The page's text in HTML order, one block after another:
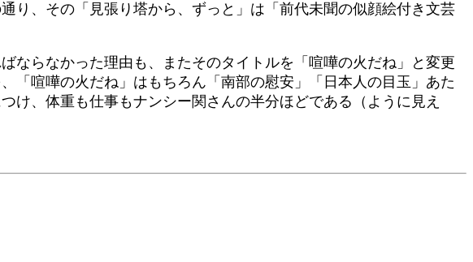
り、その「見張り塔から、ずっと」は「前代未聞の似顔絵付き文芸
ならなかった理由も、またそのタイトルを「喧嘩の火だね」と変更
「喧嘩の火だね」はもちろん「南部の慰安」「日本人の目玉」あた
け、体重も仕事もナンシー関さんの半分ほどである（ように見え